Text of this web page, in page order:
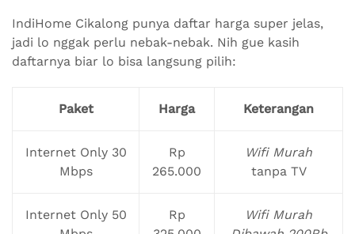
IndiHome Cikalong punya daftar harga super jelas,
jadi lo nggak perlu nebak-nebak. Nih gue kasih
daftarnya biar lo bisa langsung pilih:
Paket Harga Keterangan
Internet Only 30
Mbps
Rp
265.000
Wifi Murah
tanpa TV
Internet Only 50
Rp
Wifi Murah